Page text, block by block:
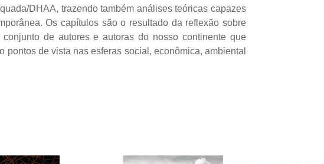
DHAA, trazendo também análises teóricas capazes
Os capítulos são o resultado da reflexão sobre
de autores e autoras do nosso continente que
de vista nas esferas social, econômica, ambiental